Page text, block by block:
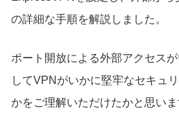
の詳細な手順を解説しました。
ポート開放による外部アクセス
してVPNがいかに堅牢なセキュ
かをご理解いただけたかと思い